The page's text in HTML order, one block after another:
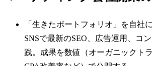
「生きたポートフォリオ」を自社
SNSで最新のSEO、広告運用、コ
践。成果を数値（オーガニックト